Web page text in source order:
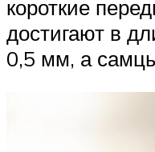
короткие
достигают в
0,5 мм, а